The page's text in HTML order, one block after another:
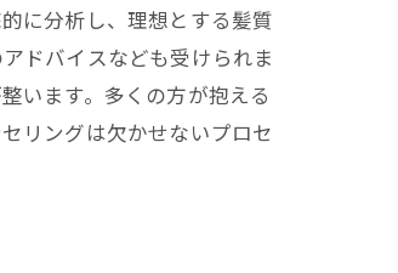
に分析し、理想とする髪質
ドバイスなども受けられま
います。多くの方が抱える
リングは欠かせないプロセ